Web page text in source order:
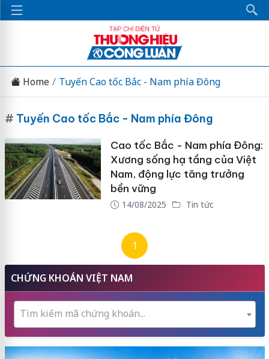
Home Tuyến Cao tốc Bắc - Nam phía Đông
# Tuyến Cao tốc Bắc - Nam phía Đông
Cao tốc Bắc - Nam phía Đông:
Xương sống hạ tầng của Việt
Nam, động lực tăng trưởng
bền vững
14/08/2025 Tin tức
1
CHỨNG KHOÁN VIỆT NAM
Tìm kiếm mã chứng khoán...